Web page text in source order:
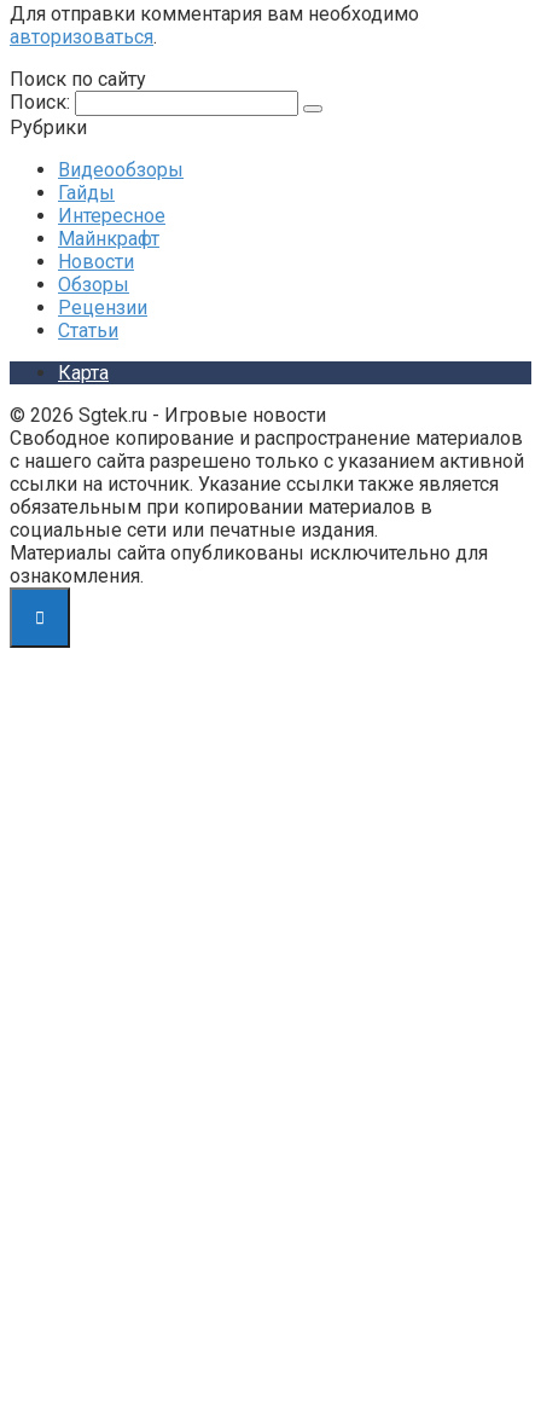
Для отправки комментария вам необходимо
авторизоваться.
Поиск по сайту
Поиск:
Рубрики
Видеообзоры
Гайды
Интересное
Майнкрафт
Новости
Обзоры
Рецензии
Статьи
Карта
© 2026 Sgtek.ru - Игровые новости
Свободное копирование и распространение материалов
с нашего сайта разрешено только с указанием активной
ссылки на источник. Указание ссылки также является
обязательным при копировании материалов в
социальные сети или печатные издания.
Материалы сайта опубликованы исключительно для
ознакомления.